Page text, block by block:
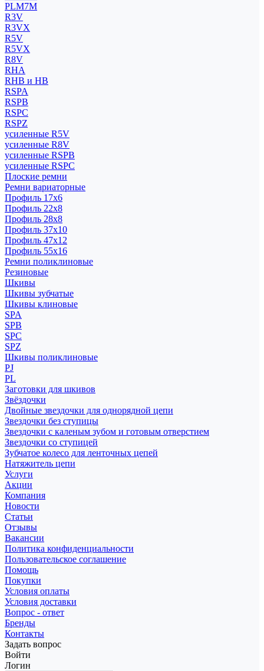
PLM7M
R3V
R3VX
R5V
R5VX
R8V
RHA
RHB и HB
RSPA
RSPB
RSPC
RSPZ
усиленные R5V
усиленные R8V
усиленные RSPB
усиленные RSPC
Плоские ремни
Ремни вариаторные
Профиль 17x6
Профиль 22x8
Профиль 28x8
Профиль 37x10
Профиль 47x12
Профиль 55x16
Ремни поликлиновые
Резиновые
Шкивы
Шкивы зубчатые
Шкивы клиновые
SPA
SPB
SPC
SPZ
Шкивы поликлиновые
PJ
PL
Заготовки для шкивов
Звёздочки
Двойные звездочки для однорядной цепи
Звездочки без ступицы
Звездочки с каленым зубом и готовым отверстием
Звездочки со ступицей
Зубчатое колесо для ленточных цепей
Натяжитель цепи
Услуги
Акции
Компания
Новости
Статьи
Отзывы
Вакансии
Политика конфиденциальности
Пользовательское соглашение
Помощь
Покупки
Условия оплаты
Условия доставки
Вопрос - ответ
Бренды
Контакты
Задать вопрос
Войти
Логин